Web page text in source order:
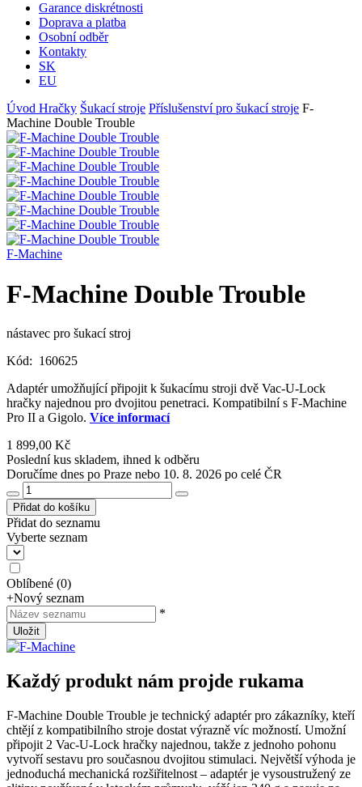
Garance diskrétnosti
Doprava a platba
Osobní odběr
Kontakty
SK
EU
Úvod Hračky Šukací stroje Příslušenství pro šukací stroje F-
Machine Double Trouble
F-Machine
F-Machine Double Trouble
nástavec pro šukací stroj
Kód: 160625
Adaptér umožňující připojit k šukacímu stroji dvě Vac-U-Lock
hračky najednou pro dvojitou penetraci. Kompatibilní s F-Machine
Pro II a Gigolo. Více informací
1 899,00 Kč
Poslední kus skladem, ihned k odběru
Doručíme dnes po Praze nebo 10. 8. 2026 po celé ČR
Přidat do košíku
Přidat do seznamu
Vyberte seznam
Oblíbené (0)
+Nový seznam
*
Uložit
Každý produkt nám projde rukama
F-Machine Double Trouble je technický adaptér pro zákazníky, kteří
chtějí z kompatibilního stroje dostat výrazně víc možností. Umožní
připojit 2 Vac-U-Lock hračky najednou, takže z jednoho pohonu
vytvoří sestavu pro současnou dvojitou stimulaci. Největší výhoda je
jednoduchá mechanická rozšiřitelnost – adaptér je vysoustružený ze